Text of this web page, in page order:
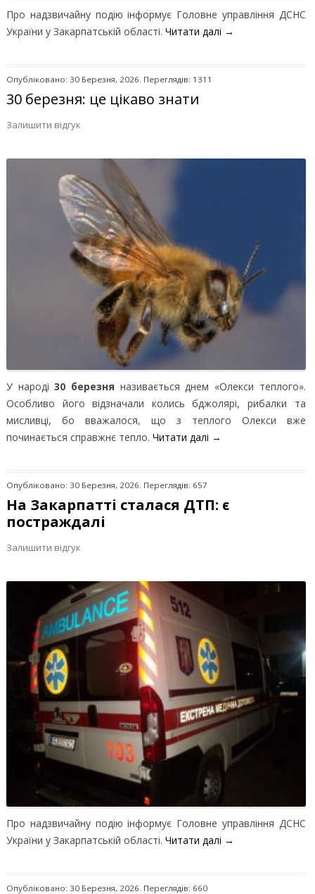
Про надзвичайну подію інформує Головне управління ДСНС
України у Закарпатській області. Читати далі →
Опубліковано: 30 Березня, 2026. Переглядів: 1311
30 березня: це цікаво знати
Залишити відгук
У народі 30 березня називається днем «Олекси теплого».
Особливо його відзначали колись бджолярі, рибалки та
мисливці, бо вважалося, що з теплого Олекси вже
починається справжнє тепло. Читати далі →
Опубліковано: 30 Березня, 2026. Переглядів: 657
На Закарпатті сталася ДТП: є
постраждалі
Залишити відгук
Про надзвичайну подію інформує Головне управління ДСНС
України у Закарпатській області. Читати далі →
Опубліковано: 30 Березня, 2026. Переглядів: 660